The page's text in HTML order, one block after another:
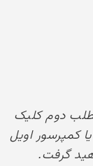
دوم کلیک
کمپرسور اویل
گرفت.